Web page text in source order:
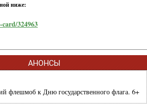
ниже:
324963
АНОНСЫ
флешмоб к Дню государственного флага. 6+